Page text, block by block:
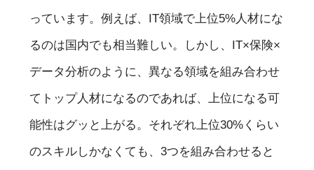
っています。例えば、IT領域で上位5%人材にな
るのは国内でも相当難しい。しかし、IT×保険×
データ分析のように、異なる領域を組み合わせ
てトップ人材になるのであれば、上位になる可
能性はグッと上がる。それぞれ上位30%くらい
のスキルしかなくても、3つを組み合わせると